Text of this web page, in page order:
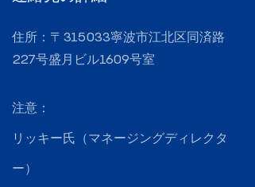
住所：〒315033寧波市江北区同済路
227号盛月ビル1609号室
注意：
リッキー氏（マネージングディレクタ
ー）